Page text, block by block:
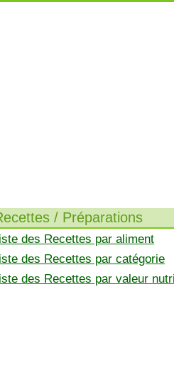
/ Préparations
des Recettes par aliment
des Recettes par catégorie
des Recettes par valeur